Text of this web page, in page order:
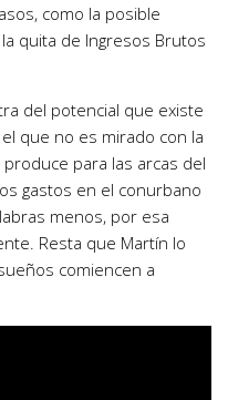
como la posible
quita de Ingresos Brutos
del potencial que existe
que no es mirado con la
para las arcas del
gastos en el conurbano
menos, por esa
Resta que Martín lo
comiencen a